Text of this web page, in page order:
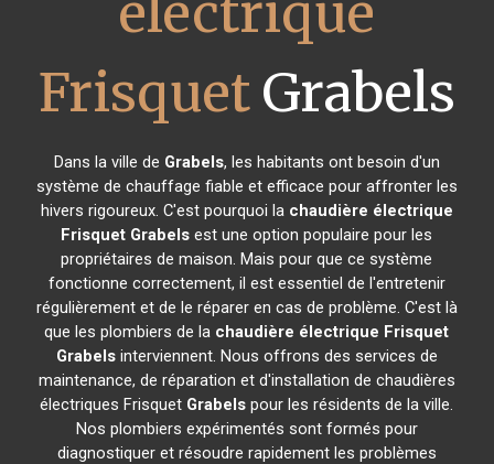
électrique
FrisquetGrabels
Dans la ville de Grabels, les habitants ont besoin d'un
système de chauffage fiable et efficace pour affronter les
hivers rigoureux. C'est pourquoi la chaudière électrique
Frisquet Grabels est une option populaire pour les
propriétaires de maison. Mais pour que ce système
fonctionne correctement, il est essentiel de l'entretenir
régulièrement et de le réparer en cas de problème. C'est là
que les plombiers de la chaudière électrique Frisquet
Grabelsinterviennent. Nous offrons des services de
maintenance, de réparation et d'installation de chaudières
électriques Frisquet Grabels pour les résidents de la ville.
Nos plombiers expérimentés sont formés pour
diagnostiquer et résoudre rapidement les problèmes